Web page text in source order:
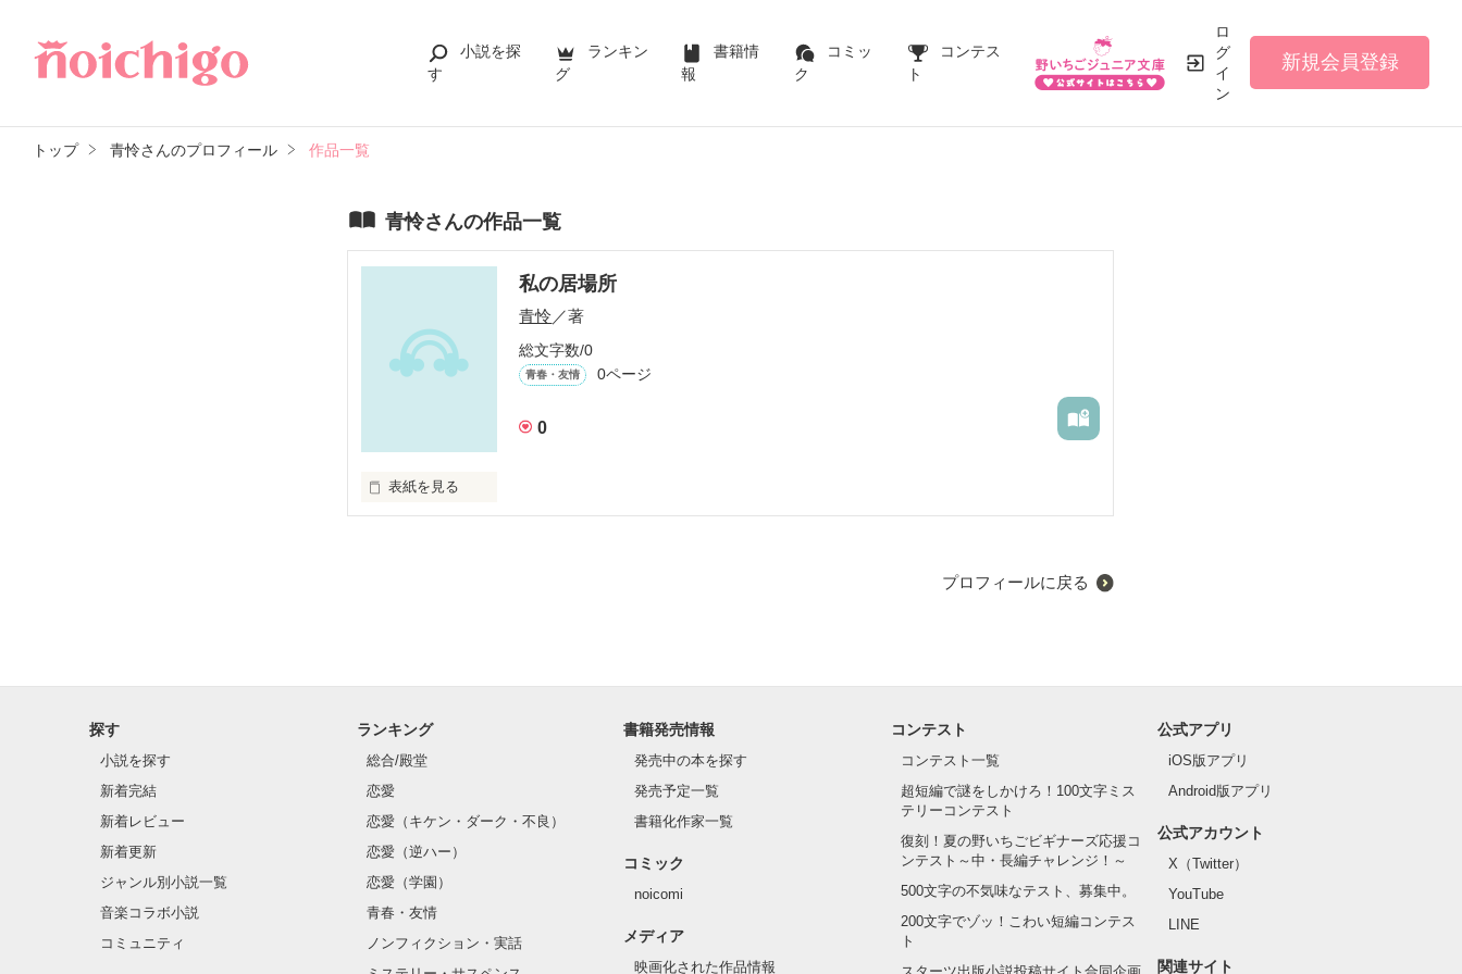
小説を探
す
ランキン
グ
書籍情
報
コミッ
ク
コンテス
ト
ロ
グ
イ
ン
新規会員登録
トップ 青怜さんのプロフィール 作品一覧
青怜さんの作品一覧
私の居場所
青怜／著
総文字数/0
青春・友情 0ページ
0
表紙を見る
プロフィールに戻る
探す
小説を探す
新着完結
新着レビュー
新着更新
ジャンル別小説一覧
音楽コラボ小説
コミュニティ
ランキング
総合/殿堂
恋愛
恋愛（キケン・ダーク・不良）
恋愛（逆ハー）
恋愛（学園）
青春・友情
ノンフィクション・実話
書籍発売情報
発売中の本を探す
発売予定一覧
書籍化作家一覧
コミック
noicomi
メディア
映画化された作品情報
コンテスト
コンテスト一覧
超短編で謎をしかけろ！100文字ミス
テリーコンテスト
復刻！夏の野いちごビギナーズ応援コ
ンテスト～中・長編チャレンジ！～
500文字の不気味なテスト、募集中。
200文字でゾッ！こわい短編コンテス
ト
公式アプリ
iOS版アプリ
Android版アプリ
公式アカウント
X（Twitter）
YouTube
LINE
関連サイト